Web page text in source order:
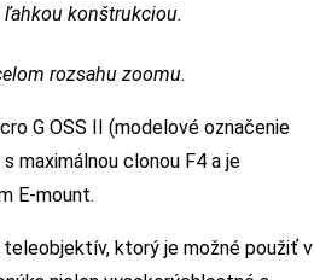
ľahkou konštrukciou.
rozsahu zoomu.
G OSS II (modelové označenie
maximálnou clonou F4 a je
E-mount.
ktorý je možné použiť v